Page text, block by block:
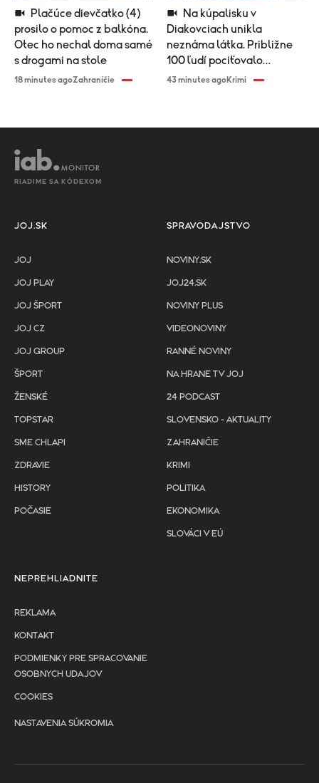
prosilo o pomoc z balkóna.
Otec ho nechal doma samé
s drogami na stole
18 minutes agoZahraničie
Diakovciach unikla
neznáma látka. Približne
100 ľudí pociťovalo
zdravotné problémy
43 minutes agoKrimi
RIADIME SA KÓDEXOM
JOJ.SK
JOJ
JOJ PLAY
JOJ ŠPORT
JOJ CZ
JOJ GROUP
ŠPORT
ŽENSKÉ
TOPSTAR
SME CHLAPI
ZDRAVIE
HISTORY
POČASIE
SPRAVODAJSTVO
NOVINY.SK
JOJ24.SK
NOVINY PLUS
VIDEONOVINY
RANNÉ NOVINY
NA HRANE TV JOJ
24 PODCAST
SLOVENSKO - AKTUALITY
ZAHRANIČIE
KRIMI
POLITIKA
EKONOMIKA
SLOVÁCI V EÚ
NEPREHLIADNITE
REKLAMA
KONTAKT
PODMIENKY PRE SPRACOVANIE
OSOBNYCH UDAJOV
COOKIES
NASTAVENIA SÚKROMIA